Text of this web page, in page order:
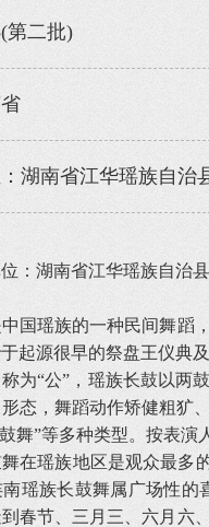
第二批)
湖南省江华瑶族自治
：湖南省江华瑶族自治县
瑶族的一种民间舞蹈，
起源很早的祭盘王仪典
“公”，瑶族长鼓以两鼓
态，舞蹈动作矫健粗犷
舞”等多种类型。按表演
瑶族地区是观众最多的
瑶族长鼓舞属广场性的
春节、三月三、六月六